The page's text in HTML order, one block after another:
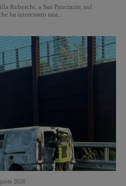
Rubeschi, a San Pancrazio, nel
ha interessato una...
2026